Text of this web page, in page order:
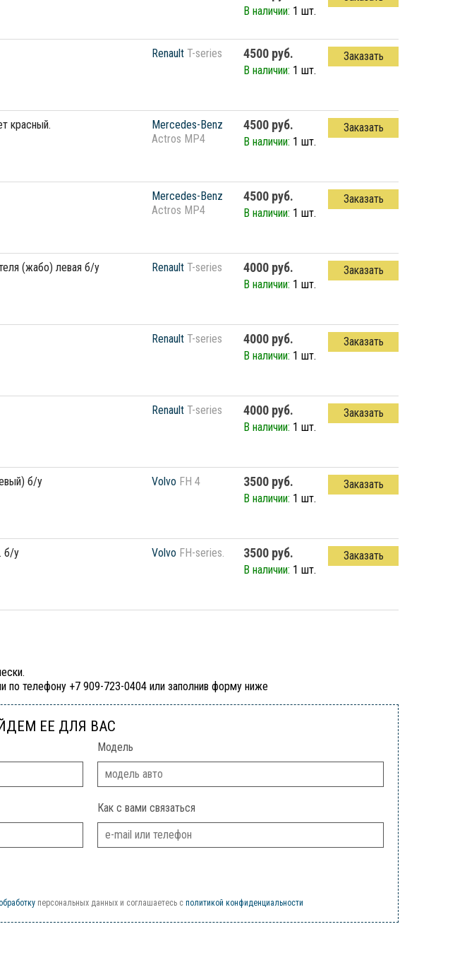
В наличии: 1 шт.
Renault T-series 4500 руб.
В наличии: 1 шт.
Заказать
красный.
Mercedes-Benz
Actros MP4
4500 руб.
В наличии: 1 шт.
Заказать
Mercedes-Benz
Actros MP4
4500 руб.
В наличии: 1 шт.
Заказать
(жабо) левая б/у Renault T-series 4000 руб.
В наличии: 1 шт.
Заказать
Renault T-series 4000 руб.
В наличии: 1 шт.
Заказать
Renault T-series 4000 руб.
В наличии: 1 шт.
Заказать
б/у Volvo FH 4 3500 руб.
В наличии: 1 шт.
Заказать
б/у Volvo FH-series. 3500 руб.
В наличии: 1 шт.
Заказать
по телефону +7 909-723-0404 или заполнив форму ниже
ЕЕ ДЛЯ ВАС
Модель
Как с вами связаться
персональных данных и соглашаетесь c политикой конфиденциальности